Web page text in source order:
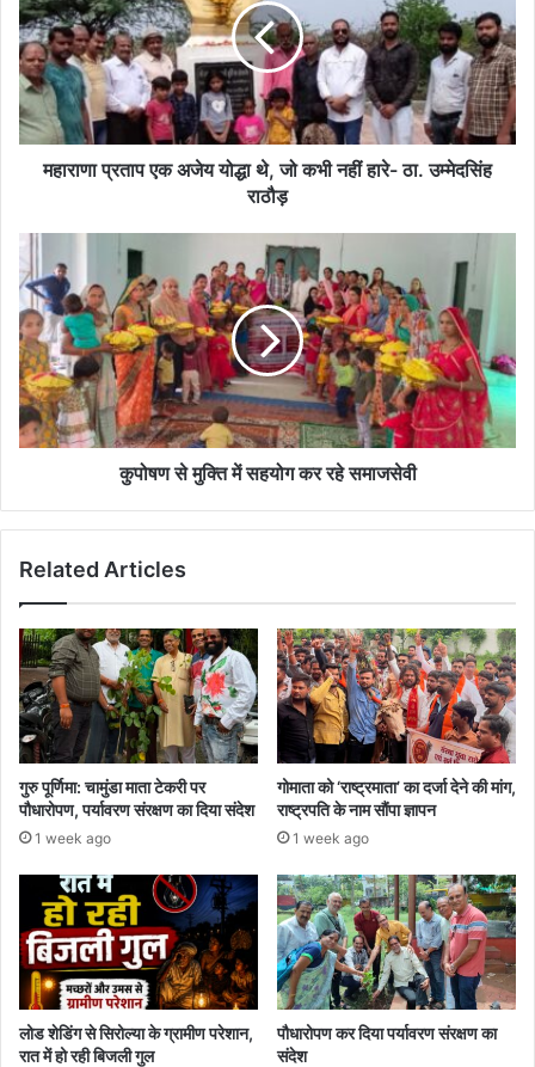
अजेय
योद्धा
थे,
जो
कभी
नहीं
हारे-
राठौड़
महाराणा प्रताप एक अजेय योद्धा थे, जो कभी नहीं हारे- ठा. उम्मेदसिंह
राठौड़
से
मुक्ति
में
सहयोग
कर
रहे
समाजसेवी
कुपोषण से मुक्ति में सहयोग कर रहे समाजसेवी
Related Articles
गुरु पूर्णिमा: चामुंडा माता टेकरी पर
पौधारोपण, पर्यावरण संरक्षण का दिया संदेश
1 week ago
गोमाता को ‘राष्ट्रमाता’ का दर्जा देने की मांग,
राष्ट्रपति के नाम सौंपा ज्ञापन
1 week ago
लोड शेडिंग से सिरोल्या के ग्रामीण परेशान,
रात में हो रही बिजली गुल
पौधारोपण कर दिया पर्यावरण संरक्षण का
संदेश